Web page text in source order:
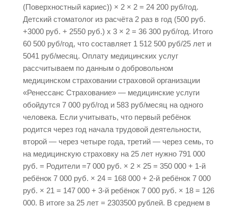
(Поверхностный кариес)) × 2 × 2 = 24 200 руб/год.
Детский стоматолог из расчёта 2 раз в год (500 руб.
+3000 руб. + 2550 руб.) х 3 × 2 = 36 300 руб/год. Итого
60 500 руб/год, что составляет 1 512 500 руб/25 лет и
5041 руб/месяц. Оплату медицинских услуг
рассчитываем по данным о добровольном
медицинском страховании страховой организации
«Ренессанс Страхование» — медицинские услуги
обойдутся 7 000 руб/год и 583 руб/месяц на одного
человека. Если учитывать, что первый ребёнок
родится через год начала трудовой деятельности,
второй — через четыре года, третий — через семь, то
на медицинскую страховку на 25 лет нужно 791 000
руб. = Родители =7 000 руб. × 2 × 25 = 350 000 + 1-й
ребёнок 7 000 руб. × 24 = 168 000 + 2-й ребёнок 7 000
руб. × 21 = 147 000 + 3-й ребёнок 7 000 руб. × 18 = 126
000. В итоге за 25 лет = 2303500 рублей. В среднем в